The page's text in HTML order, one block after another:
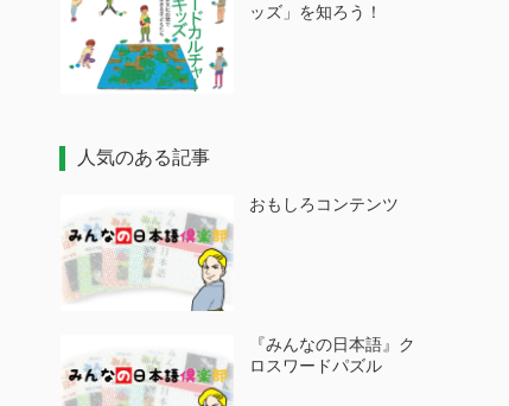
ッズ」を知ろう！
人気のある記事
おもしろコンテンツ
『みんなの日本語』ク
ロスワードパズル